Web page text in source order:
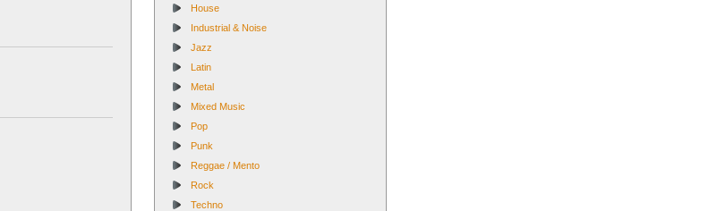
House
Industrial & Noise
Jazz
Latin
Metal
Mixed Music
Pop
Punk
Reggae / Mento
Rock
Techno